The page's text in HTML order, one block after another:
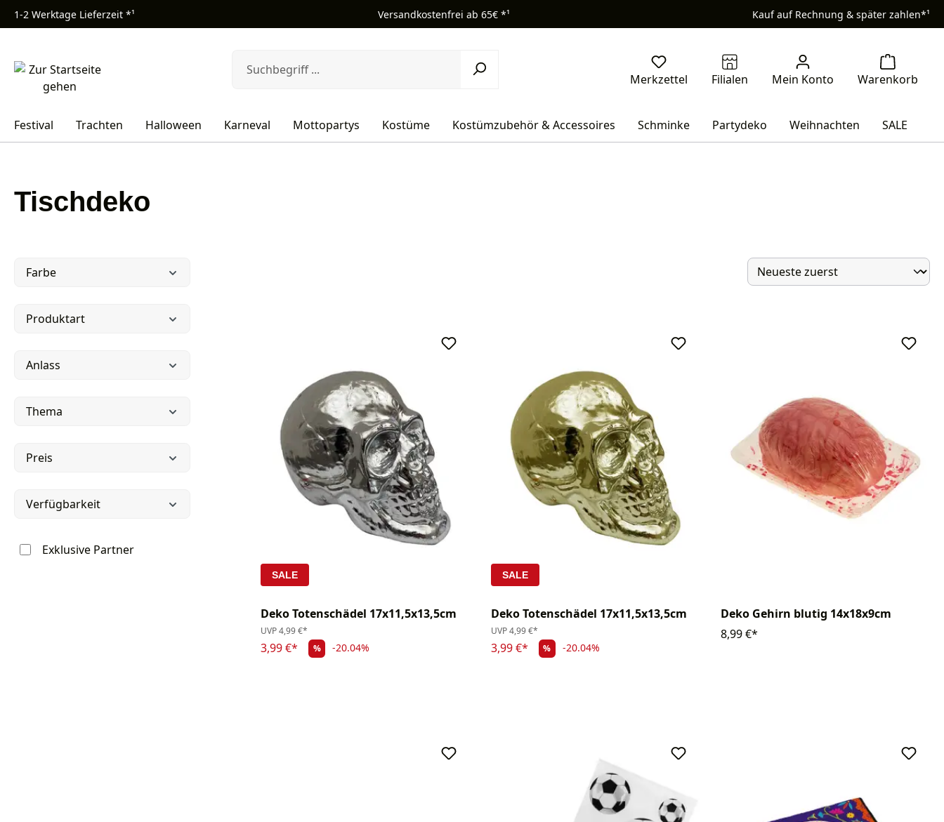
Hauptinhalt springen
Zur Suche springen
Zur Hauptnavigation springen
1-2 Werktage Lieferzeit *¹ Versandkostenfrei ab 65€ *¹ Kauf auf Rechnung & später zahlen*¹
Festival Trachten Halloween Karneval Mottopartys Kostüme Kostümzubehör & Accessoires Schminke Partydeko Weihnachten SALE
Tischdeko
Farbe
Produktart
Anlass
Thema
Preis
Verfügbarkeit
Exklusive Partner
SALE
Deko Totenschädel 17x11,5x13,5cm
UVP4,99 €*
3,99 €* % -20.04%
SALE
Deko Totenschädel 17x11,5x13,5cm
UVP4,99 €*
3,99 €* % -20.04%
Deko Gehirn blutig 14x18x9cm
8,99 €*